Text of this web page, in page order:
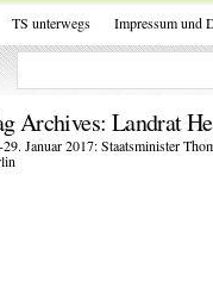
TS unterwegs Impressum und
Archives: Landrat
Januar 2017: Staatsminister